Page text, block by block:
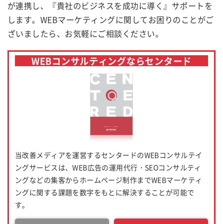
が連携し、『貴社のビジネスを成功に導く』サポートを
します。WEBマーケティングに関してお困りのことがご
ざいましたら、お気軽にご相談ください。
WEBコンサルティングならセンタード
当改善メディアを運営するセンタードのWEBコンサルテイ
ングサービスは、WEB広告の運用代行・SEOコンサルティ
ングなどの集客からホームページ制作までWEBマーケティ
ングに関する課題を数字をもとに解決することが可能で
す。